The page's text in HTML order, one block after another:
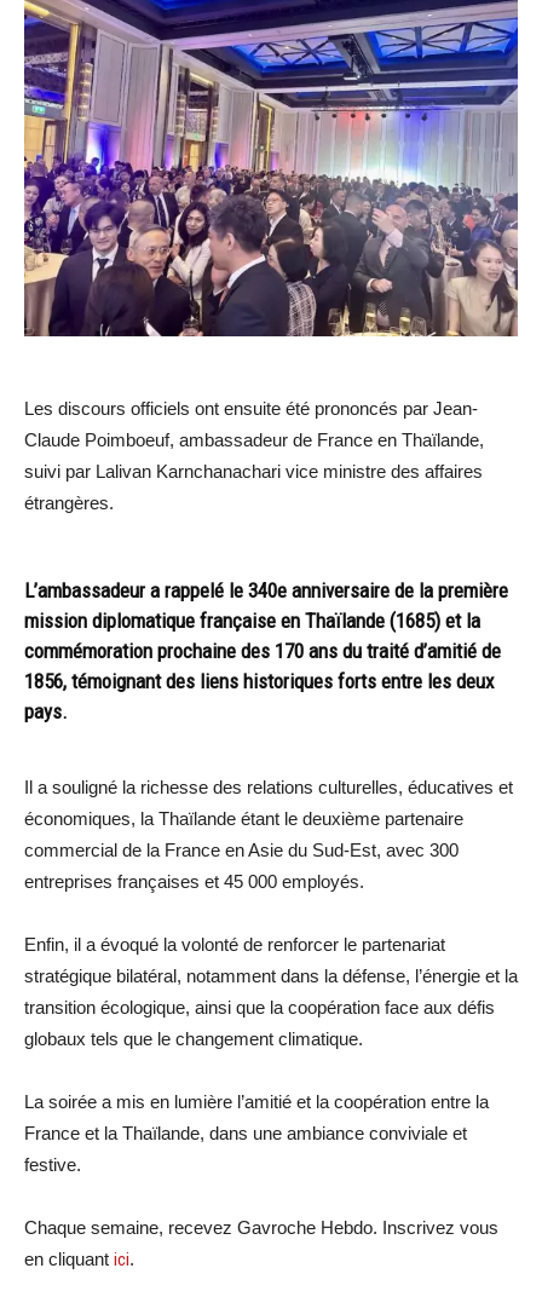
Les discours officiels ont ensuite été prononcés par Jean-
Claude Poimboeuf, ambassadeur de France en Thaïlande,
suivi par Lalivan Karnchanachari vice ministre des affaires
étrangères.
L’ambassadeur a rappelé le 340e anniversaire de la première
mission diplomatique française en Thaïlande (1685) et la
commémoration prochaine des 170 ans du traité d’amitié de
1856, témoignant des liens historiques forts entre les deux
pays.
Il a souligné la richesse des relations culturelles, éducatives et
économiques, la Thaïlande étant le deuxième partenaire
commercial de la France en Asie du Sud-Est, avec 300
entreprises françaises et 45 000 employés.
Enfin, il a évoqué la volonté de renforcer le partenariat
stratégique bilatéral, notamment dans la défense, l’énergie et la
transition écologique, ainsi que la coopération face aux défis
globaux tels que le changement climatique.
La soirée a mis en lumière l’amitié et la coopération entre la
France et la Thaïlande, dans une ambiance conviviale et
festive.
Chaque semaine, recevez Gavroche Hebdo. Inscrivez vous
en cliquant ici.